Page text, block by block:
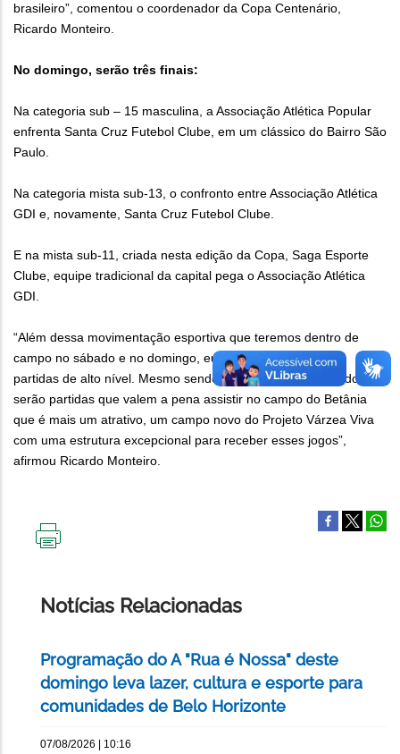
brasileiro”, comentou o coordenador da Copa Centenário,
Ricardo Monteiro.
No domingo, serão três finais:
Na categoria sub – 15 masculina, a Associação Atlética Popular
enfrenta Santa Cruz Futebol Clube, em um clássico do Bairro São
Paulo.
Na categoria mista sub-13, o confronto entre Associação Atlética
GDI e, novamente, Santa Cruz Futebol Clube.
E na mista sub-11, criada nesta edição da Copa, Saga Esporte
Clube, equipe tradicional da capital pega o Associação Atlética
GDI.
“Além dessa movimentação esportiva que teremos dentro de
campo no sábado e no domingo, eu garanto que serão só
partidas de alto nível. Mesmo sendo de base, misto e amador,
serão partidas que valem a pena assistir no campo do Betânia
que é mais um atrativo, um campo novo do Projeto Várzea Viva
com uma estrutura excepcional para receber esses jogos”,
afirmou Ricardo Monteiro.
Notícias Relacionadas
Programação do A "Rua é Nossa" deste
domingo leva lazer, cultura e esporte para
comunidades de Belo Horizonte
07/08/2026 | 10:16